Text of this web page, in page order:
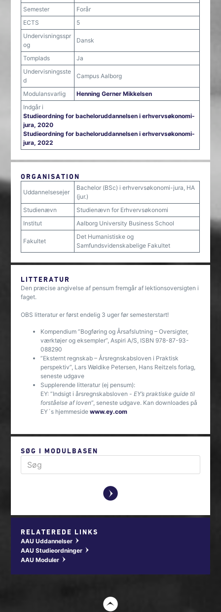
Semester
Forår
ECTS
5
Undervisningsspr
og
Dansk
Tomplads
Ja
Undervisningsste
d
Campus Aalborg
Modulansvarlig
Henning Gerner Mikkelsen
Indgår i
Studieordning for bacheloruddannelsen i erhvervsøkonomi-
jura, 2020
Studieordning for bacheloruddannelsen i erhvervsøkonomi-
jura, 2022
ORGANISATION
Uddannelsesejer
Bachelor (BSc) i erhvervsøkonomi-jura, HA
(jur.)
Studienævn
Studienævn for Erhvervsøkonomi
Institut
Aalborg University Business School
Fakultet
Det Humanistiske og
Samfundsvidenskabelige Fakultet
LITTERATUR
Den præcise angivelse af pensum fremgår af lektionsoversigten i
faget.
OBS litteratur er først endelig 3 uger før semesterstart!
Kompendium ”Bogføring og Årsafslutning – Oversigter,
værktøjer og eksempler”, Aspiri A/S, ISBN 978-87-93-
088290
”Eksternt regnskab – Årsregnskabsloven i Praktisk
perspektiv”, Lars Wøldike Petersen, Hans Reitzels forlag,
seneste udgave
Supplerende litteratur (ej pensum):
EY: ”Indsigt i årsregnskabsloven -EY’s praktiske guide til
forståelse af loven”, seneste udgave. Kan downloades på
EY´s hjemmesidewww.ey.com
SØG I MODULBASEN
y
RELATEREDE LINKS
AAU Uddannelser w
AAU Studieordninger w
AAU Moduler w
t